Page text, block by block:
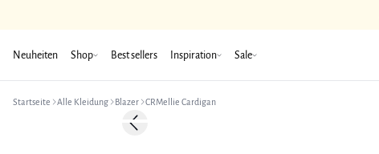
Neuheiten Shop Best sellers Inspiration Sale
Startseite Alle Kleidung Blazer CRMellie Cardigan
Previous slide